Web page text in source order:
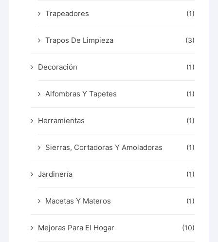
Trapeadores (1)
Trapos De Limpieza (3)
Decoración (1)
Alfombras Y Tapetes (1)
Herramientas (1)
Sierras, Cortadoras Y Amoladoras (1)
Jardinería (1)
Macetas Y Materos (1)
Mejoras Para El Hogar (10)